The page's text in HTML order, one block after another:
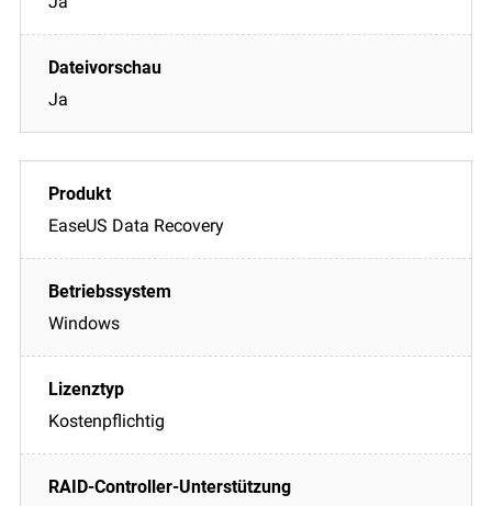
Ja
EaseUS Data Recovery
Windows
Kostenpflichtig